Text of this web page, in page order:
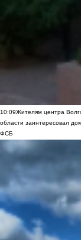
10:09Жителям центра
области заинтересовал
ФСБ